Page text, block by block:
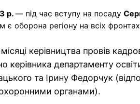
р.— під час вступу на посаду
є оборона регіону на всіх
керівництва провів
керівника департаменту
та Ірину Федорчук
органами).